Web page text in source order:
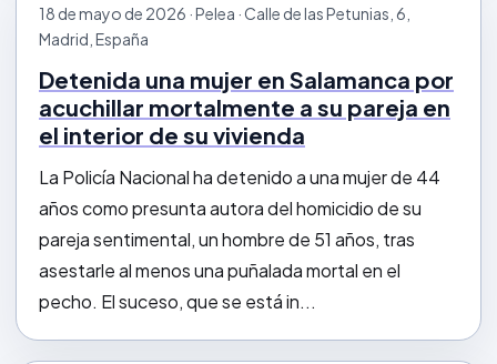
18 de mayo de 2026 · Pelea · Calle de las Petunias, 6,
Madrid, España
Detenida una mujer en Salamanca por
acuchillar mortalmente a su pareja en
el interior de su vivienda
La Policía Nacional ha detenido a una mujer de 44
años como presunta autora del homicidio de su
pareja sentimental, un hombre de 51 años, tras
asestarle al menos una puñalada mortal en el
pecho. El suceso, que se está in...